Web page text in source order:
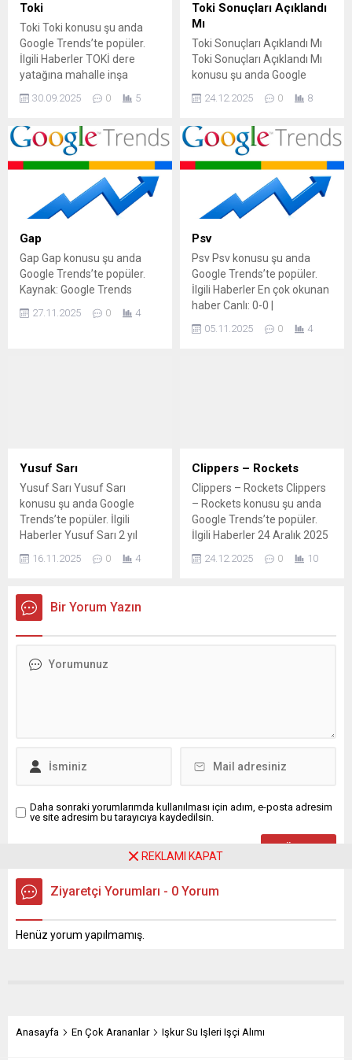
Toki
Toki Toki konusu şu anda
Google Trends’te popüler.
İlgili Haberler TOKİ dere
yatağına mahalle inşa
500.000 yeni konut için TOKİ
Kira artışı asgari ücret
zammını katladı: TOKİ'nin
yapacağı konutlarda
kriterler belli oldu TOKİ 48
ildeki 509 konut ve iş yerini
satacak Kaynak: Google
Trends
30.09.2025 0 5
Toki Sonuçları Açıklandı
Mı
Toki Sonuçları Açıklandı Mı
Toki Sonuçları Açıklandı Mı
konusu şu anda Google
Haberler TOKİ sonuçları
açıklanacak? TOKİ 500 Bin
Sosyal Konut Projesi
İstanbul, Ankara, İzmir ve
diğer illerin kura çekimi ne
zaman yapılacak? TOKİ
sonuçları: 500 bin yeni konut
başvuru sonuçları ne
24.12.2025 0 8
Gap
Gap Gap konusu şu anda
Google Trends’te popüler.
Kaynak: Google Trends
27.11.2025 0 4
Psv
Psv Psv konusu şu anda
Google Trends’te popüler.
İlgili Haberler En çok okunan
haber Canlı: 0-0 |
Eindhoven canlı skor burada
05.11.2025 0 4
Yusuf Sarı
Yusuf Sarı Yusuf Sarı
konusu şu anda Google
Trends’te popüler. İlgili
Haberler Yusuf Sarı 2 yıl
nereli kaç yaşında? Yusuf
oynadı? YUSUF SARI
KİMDİR? Yusuf Sarı Hangi
Mevkide Oynuyor? 2 Yıl
16.11.2025 0 4
Clippers – Rockets
Clippers – Rockets Clippers
– Rockets konusu şu anda
Google Trends’te popüler.
İlgili Haberler 24 Aralık 2025
Rockets maçı Hangi Kanalda
24.12.2025 0 10
Bir Yorum Yazın
Daha sonraki yorumlarımda kullanılması için adım, e-posta adresim
ve site adresim bu tarayıcıya kaydedilsin.
Ziyaretçi Yorumları - 0 Yorum
Henüz yorum yapılmamış.
Anasayfa En Çok Arananlar Işkur Su Işleri Işçi Alımı
REKLAMI KAPAT